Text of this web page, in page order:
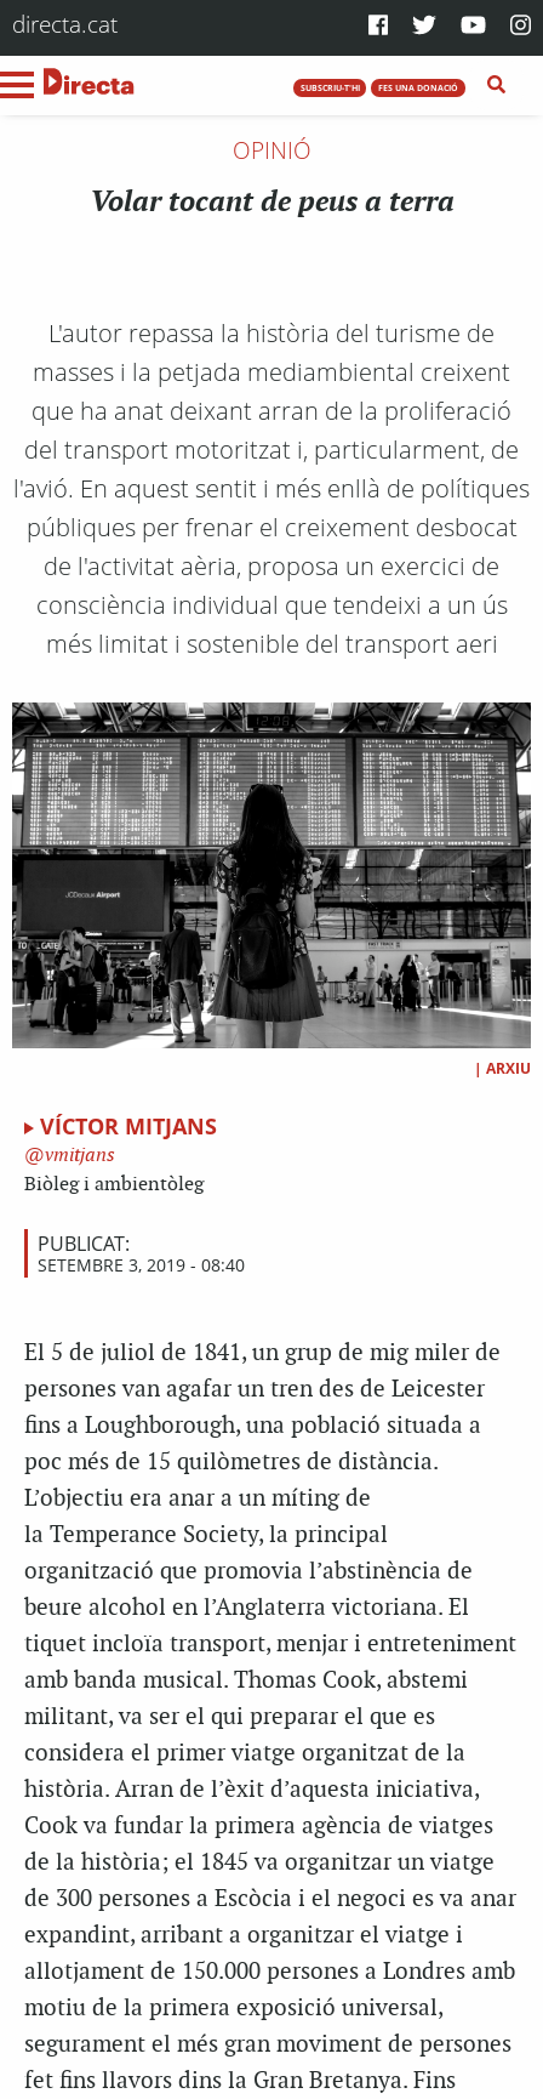
directa.cat
SUBSCRIU-T'HI FES UNA DONACIÓ
OPINIÓ
Volar tocant de peus a terra
L'autor repassa la història del turisme de
masses i la petjada mediambiental creixent
que ha anat deixant arran de la proliferació
del transport motoritzat i, particularment, de
l'avió. En aquest sentit i més enllà de polítiques
públiques per frenar el creixement desbocat
de l'activitat aèria, proposa un exercici de
consciència individual que tendeixi a un ús
més limitat i sostenible del transport aeri
| ARXIU
VÍCTOR MITJANS
vmitjans
Biòleg i ambientòleg
PUBLICAT:
SETEMBRE 3, 2019 - 08:40
El 5 de juliol de 1841, un grup de mig miler de
persones van agafar un tren des de Leicester
fins a Loughborough, una població situada a
poc més de 15 quilòmetres de distància.
L’objectiu era anar a un míting de
la Temperance Society, la principal
organització que promovia l’abstinència de
beure alcohol en l’Anglaterra victoriana. El
tiquet incloïa transport, menjar i entreteniment
amb banda musical. Thomas Cook, abstemi
militant, va ser el qui preparar el que es
considera el primer viatge organitzat de la
història. Arran de l’èxit d’aquesta iniciativa,
Cook va fundar la primera agència de viatges
de la història; el 1845 va organitzar un viatge
de 300 persones a Escòcia i el negoci es va anar
expandint, arribant a organitzar el viatge i
allotjament de 150.000 persones a Londres amb
motiu de la primera exposició universal,
segurament el més gran moviment de persones
fet fins llavors dins la Gran Bretanya. Fins